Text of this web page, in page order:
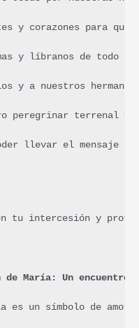
y corazones para que
y líbranos de todo
y a nuestros
peregrinar terrenal y
llevar el mensaje de
tu intercesión y
de María: Un
es un símbolo de